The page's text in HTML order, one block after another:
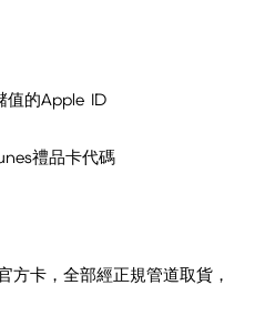
值的Apple ID
禮品卡代碼
方卡，全部經正規管道取貨，